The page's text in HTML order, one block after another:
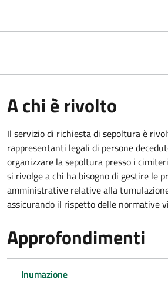
A chi è rivolto
Il servizio di richiesta di sepoltura è
rappresentanti legali di persone
organizzare la sepoltura presso i
si rivolge a chi ha bisogno di gestire le
amministrative relative alla
assicurando il rispetto delle normative
Approfondimenti
Inumazione